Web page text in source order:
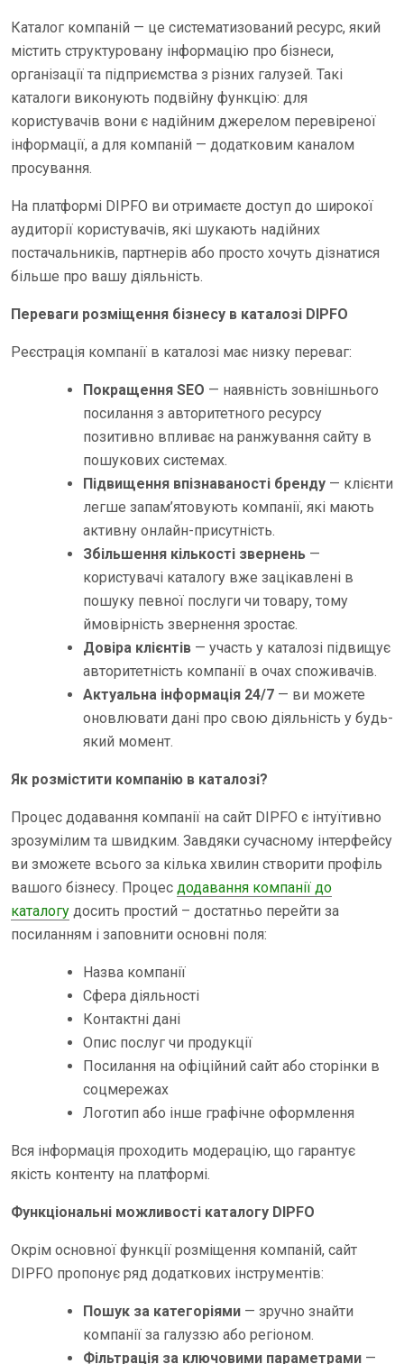
Каталог компаній — це систематизований ресурс, який
містить структуровану інформацію про бізнеси,
організації та підприємства з різних галузей. Такі
каталоги виконують подвійну функцію: для
користувачів вони є надійним джерелом перевіреної
інформації, а для компаній — додатковим каналом
просування.
На платформі DIPFO ви отримаєте доступ до широкої
аудиторії користувачів, які шукають надійних
постачальників, партнерів або просто хочуть дізнатися
більше про вашу діяльність.
Переваги розміщення бізнесу в каталозі DIPFO
Реєстрація компанії в каталозі має низку переваг:
Покращення SEO — наявність зовнішнього
посилання з авторитетного ресурсу
позитивно впливає на ранжування сайту в
пошукових системах.
Підвищення впізнаваності бренду — клієнти
легше запам’ятовують компанії, які мають
активну онлайн-присутність.
Збільшення кількості звернень —
користувачі каталогу вже зацікавлені в
пошуку певної послуги чи товару, тому
ймовірність звернення зростає.
Довіра клієнтів — участь у каталозі підвищує
авторитетність компанії в очах споживачів.
Актуальна інформація 24/7 — ви можете
оновлювати дані про свою діяльність у будь-
який момент.
Як розмістити компанію в каталозі?
Процес додавання компанії на сайт DIPFO є інтуїтивно
зрозумілим та швидким. Завдяки сучасному інтерфейсу
ви зможете всього за кілька хвилин створити профіль
вашого бізнесу. Процес додавання компанії до
каталогу досить простий – достатньо перейти за
посиланням і заповнити основні поля:
Назва компанії
Сфера діяльності
Контактні дані
Опис послуг чи продукції
Посилання на офіційний сайт або сторінки в
соцмережах
Логотип або інше графічне оформлення
Вся інформація проходить модерацію, що гарантує
якість контенту на платформі.
Функціональні можливості каталогу DIPFO
Окрім основної функції розміщення компаній, сайт
DIPFO пропонує ряд додаткових інструментів:
Пошук за категоріями — зручно знайти
компанії за галуззю або регіоном.
Фільтрація за ключовими параметрами —